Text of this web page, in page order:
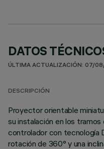
DATOS
ÚLTIMA ACTUALIZACIÓN: 07/
DESCRIPCIÓN
Proyector orientable
su instalación en los tramos
controlador con tecnología
rotación de 360° y una